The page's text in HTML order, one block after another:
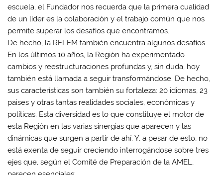
escuela, el Fundador nos recuerda que la primera cualidad
de un líder es la colaboración y el trabajo común que nos
permite superar los desafíos que encontramos.
De hecho, la RELEM también encuentra algunos desafíos.
En los últimos 10 años, la Región ha experimentado
cambios y reestructuraciones profundas y, sin duda, hoy
también está llamada a seguir transformándose. De hecho,
sus características son también su fortaleza: 20 idiomas, 23
paises y otras tantas realidades sociales, económicas y
políticas. Esta diversidad es lo que constituye el motor de
esta Región en las varias sinergias que aparecen y las
dinámicas que surgen a partir de ahí. Y, a pesar de esto, no
está exenta de seguir creciendo interrogándose sobre tres
ejes que, según el Comité de Preparación de la AMEL,